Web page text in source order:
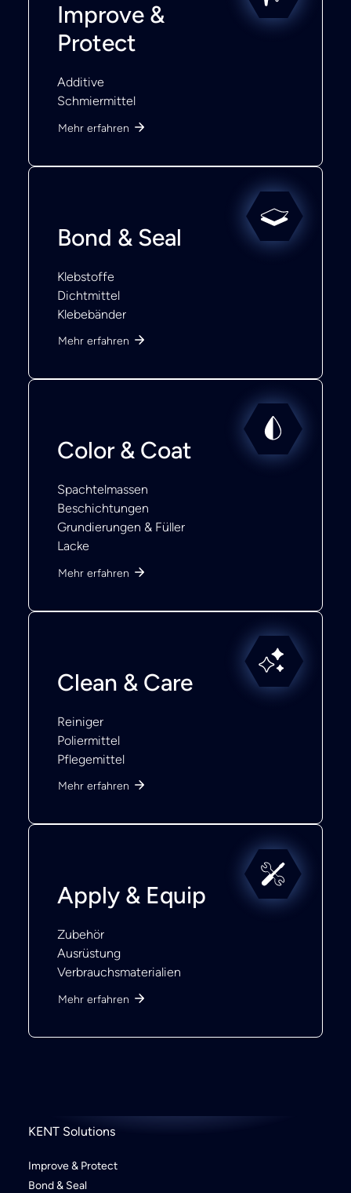
Improve &
Protect
Additive
Schmiermittel
Mehr erfahren
Bond & Seal
Klebstoffe
Dichtmittel
Klebebänder
Mehr erfahren
Color & Coat
Spachtelmassen
Beschichtungen
Grundierungen & Füller
Lacke
Mehr erfahren
Clean & Care
Reiniger
Poliermittel
Pflegemittel
Mehr erfahren
Apply & Equip
Zubehör
Ausrüstung
Verbrauchsmaterialien
Mehr erfahren
KENT Solutions
Improve & Protect
Bond & Seal